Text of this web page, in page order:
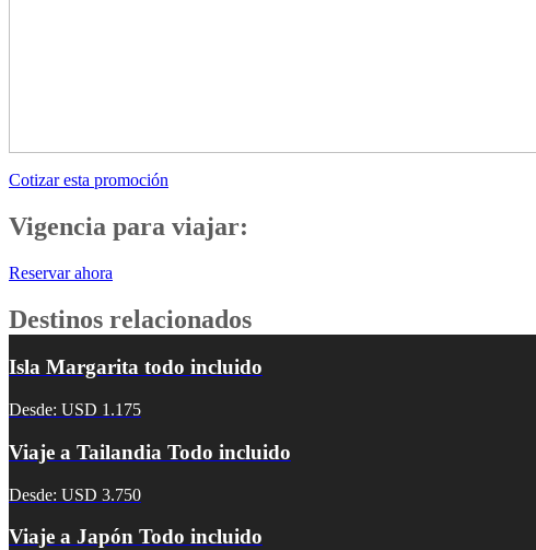
Cotizar esta promoción
Vigencia para viajar:
Reservar ahora
Destinos relacionados
Isla Margarita todo incluido
Desde: USD 1.175
Viaje a Tailandia Todo incluido
Desde: USD 3.750
Viaje a Japón Todo incluido